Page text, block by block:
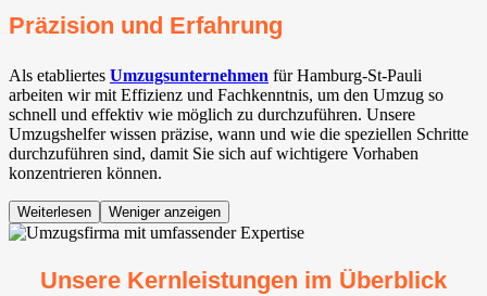
Präzision und Erfahrung
Als etabliertes Umzugsunternehmen für Hamburg-St-Pauli
arbeiten wir mit Effizienz und Fachkenntnis, um den Umzug so
schnell und effektiv wie möglich zu durchzuführen. Unsere
Umzugshelfer wissen präzise, wann und wie die speziellen Schritte
durchzuführen sind, damit Sie sich auf wichtigere Vorhaben
konzentrieren können.
Weiterlesen Weniger anzeigen
Unsere Kernleistungen im Überblick